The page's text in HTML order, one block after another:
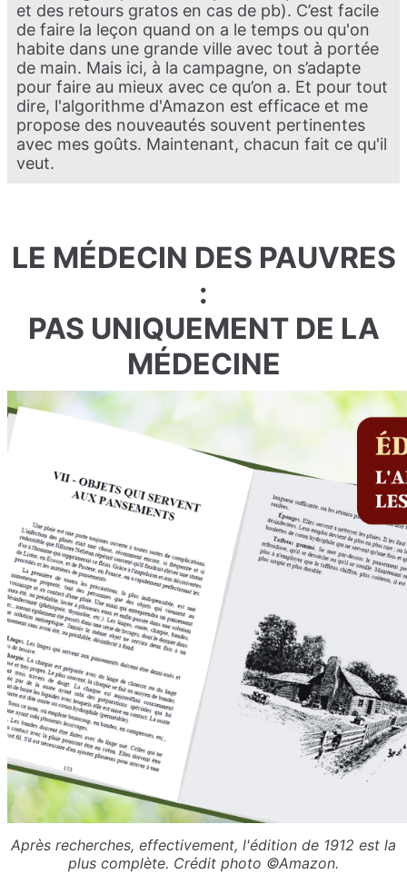
et des retours gratos en cas de pb). C’est facile
de faire la leçon quand on a le temps ou qu'on
habite dans une grande ville avec tout à portée
de main. Mais ici, à la campagne, on s’adapte
pour faire au mieux avec ce qu’on a. Et pour tout
dire, l'algorithme d'Amazon est efficace et me
propose des nouveautés souvent pertinentes
avec mes goûts. Maintenant, chacun fait ce qu'il
veut.
LE MÉDECIN DES PAUVRES
:
PAS UNIQUEMENT DE LA
MÉDECINE
Après recherches, effectivement, l'édition de 1912 est la
plus complète. Crédit photo ©Amazon.